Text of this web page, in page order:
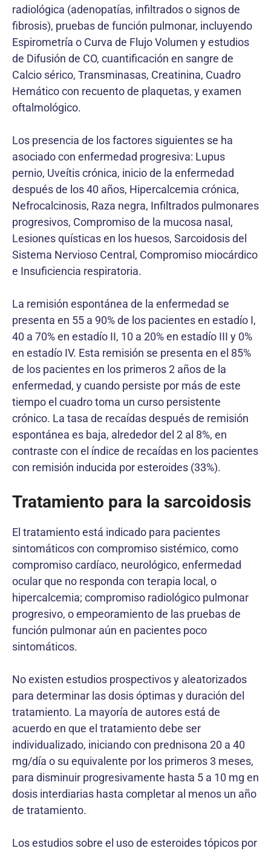
radiológica (adenopatías, infiltrados o signos de
fibrosis), pruebas de función pulmonar, incluyendo
Espirometría o Curva de Flujo Volumen y estudios
de Difusión de CO, cuantificación en sangre de
Calcio sérico, Transminasas, Creatinina, Cuadro
Hemático con recuento de plaquetas, y examen
oftalmológico.
Los presencia de los factores siguientes se ha
asociado con enfermedad progresiva: Lupus
pernio, Uveítis crónica, inicio de la enfermedad
después de los 40 años, Hipercalcemia crónica,
Nefrocalcinosis, Raza negra, Infiltrados pulmonares
progresivos, Compromiso de la mucosa nasal,
Lesiones quísticas en los huesos, Sarcoidosis del
Sistema Nervioso Central, Compromiso miocárdico
e Insuficiencia respiratoria.
La remisión espontánea de la enfermedad se
presenta en 55 a 90% de los pacientes en estadío I,
40 a 70% en estadío II, 10 a 20% en estadío III y 0%
en estadío IV. Esta remisión se presenta en el 85%
de los pacientes en los primeros 2 años de la
enfermedad, y cuando persiste por más de este
tiempo el cuadro toma un curso persistente
crónico. La tasa de recaídas después de remisión
espontánea es baja, alrededor del 2 al 8%, en
contraste con el índice de recaídas en los pacientes
con remisión inducida por esteroides (33%).
Tratamiento para la sarcoidosis
El tratamiento está indicado para pacientes
sintomáticos con compromiso sistémico, como
compromiso cardíaco, neurológico, enfermedad
ocular que no responda con terapia local, o
hipercalcemia; compromiso radiológico pulmonar
progresivo, o empeoramiento de las pruebas de
función pulmonar aún en pacientes poco
sintomáticos.
No existen estudios prospectivos y aleatorizados
para determinar las dosis óptimas y duración del
tratamiento. La mayoría de autores está de
acuerdo en que el tratamiento debe ser
individualizado, iniciando con prednisona 20 a 40
mg/día o su equivalente por los primeros 3 meses,
para disminuir progresivamente hasta 5 a 10 mg en
dosis interdiarias hasta completar al menos un año
de tratamiento.
Los estudios sobre el uso de esteroides tópicos por